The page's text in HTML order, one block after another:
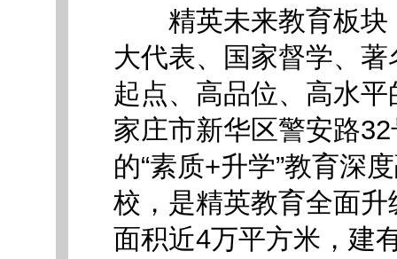
精英未来教育板块
大代表、国家督学、
起点、高品位、高水
家庄市新华区警安路
的“素质+升学”教育深
校，是精英教育全面
面积近4万平方米，建